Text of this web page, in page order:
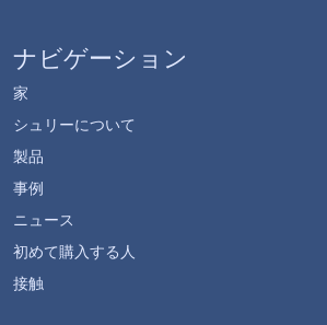
ナビゲーション
家
シュリーについて
製品
事例
ニュース
初めて購入する人
接触